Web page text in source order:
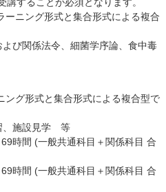
ーニング形式と集合形式による複合
び関係法令、細菌学序論、食中毒
ング形式と集合形式による複合型で
、施設見学 等
間 (一般共通科目＋関係科目 合
間 (一般共通科目＋関係科目 合